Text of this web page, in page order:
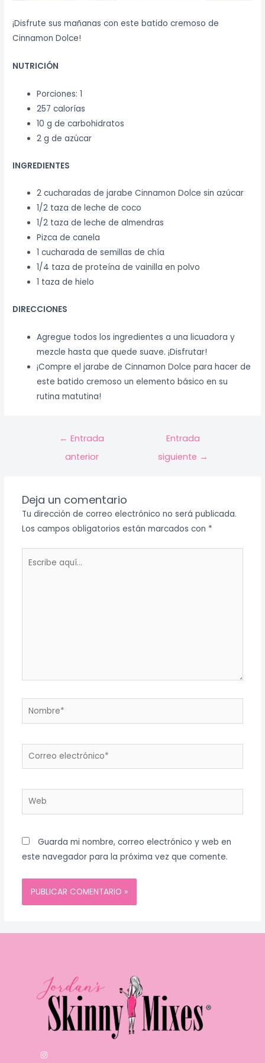
¡Disfrute sus mañanas con este batido cremoso de
Cinnamon Dolce!
NUTRICIÓN
Porciones: 1
257 calorías
10 g de carbohidratos
2 g de azúcar
INGREDIENTES
2 cucharadas de jarabe Cinnamon Dolce sin azúcar
1/2 taza de leche de coco
1/2 taza de leche de almendras
Pizca de canela
1 cucharada de semillas de chía
1/4 taza de proteína de vainilla en polvo
1 taza de hielo
DIRECCIONES
Agregue todos los ingredientes a una licuadora y
mezcle hasta que quede suave. ¡Disfrutar!
¡Compre el jarabe de Cinnamon Dolce para hacer de
este batido cremoso un elemento básico en su
rutina matutina!
← Entrada
anterior
Entrada
siguiente →
Deja un comentario
Tu dirección de correo electrónico no será publicada.
Los campos obligatorios están marcados con *
Nombre*
Correo
Web
Guarda mi nombre, correo electrónico y web en
este navegador para la próxima vez que comente.